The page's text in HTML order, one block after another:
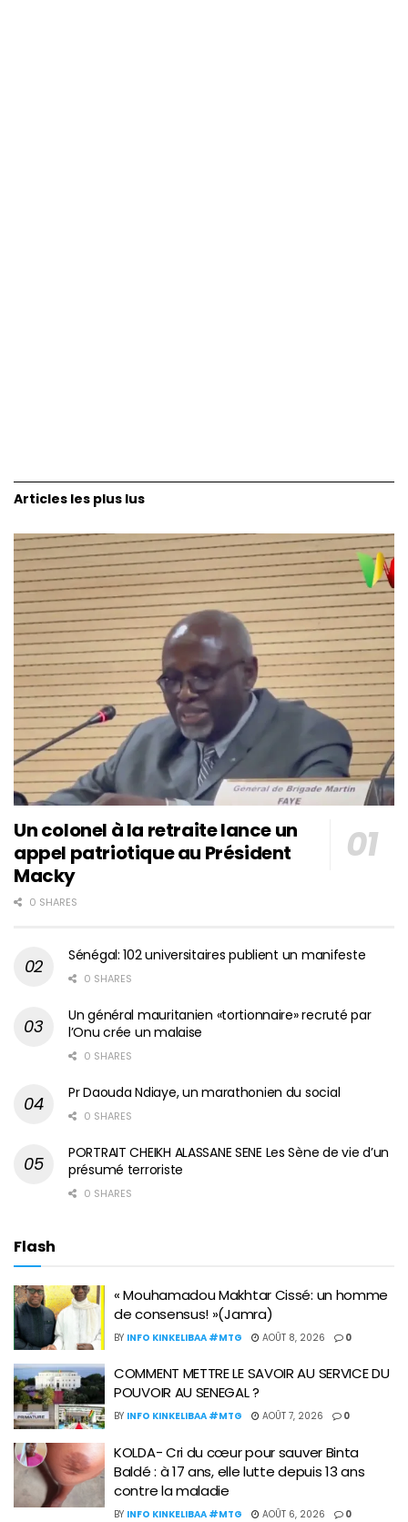
Articles les plus lus
Un colonel à la retraite lance un
appel patriotique au Président
Macky
0 SHARES
Sénégal: 102 universitaires publient un manifeste
0 SHARES
Un général mauritanien «tortionnaire» recruté par
l’Onu crée un malaise
0 SHARES
Pr Daouda Ndiaye, un marathonien du social
0 SHARES
PORTRAIT CHEIKH ALASSANE SENE Les Sène de vie d’un
présumé terroriste
0 SHARES
Flash
« Mouhamadou Makhtar Cissé: un homme
de consensus! »(Jamra)
BY INFO KINKELIBAA #MTG AOÛT 8, 2026 0
COMMENT METTRE LE SAVOIR AU SERVICE DU
POUVOIR AU SENEGAL ?
BY INFO KINKELIBAA #MTG AOÛT 7, 2026 0
KOLDA- Cri du cœur pour sauver Binta
Baldé : à 17 ans, elle lutte depuis 13 ans
contre la maladie
BY INFO KINKELIBAA #MTG AOÛT 6, 2026 0